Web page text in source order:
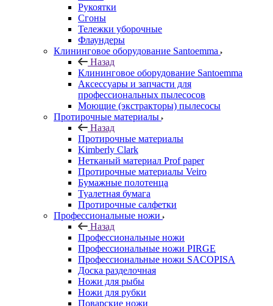
Рукоятки
Сгоны
Тележки уборочные
Флаундеры
Клининговое оборудование Santoemma
Назад
Клининговое оборудование Santoemma
Аксессуары и запчасти для
профессиональных пылесосов
Моющие (экстракторы) пылесосы
Протирочные материалы
Назад
Протирочные материалы
Kimberly Clark
Нетканый материал Prof paper
Протирочные материалы Veiro
Бумажные полотенца
Туалетная бумага
Протирочные салфетки
Профессиональные ножи
Назад
Профессиональные ножи
Профессиональные ножи PIRGE
Профессиональные ножи SACOPISA
Доска разделочная
Ножи для рыбы
Ножи для рубки
Поварские ножи